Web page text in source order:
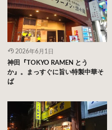
2026年6月1日
神田『TOKYO RAMEN とう
か』。まっすぐに旨い特製中華そ
ば